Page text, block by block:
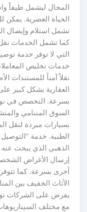
المجال ليشمل طيفاً
الحياة العصرية. يمكن
تشمل استلام وإيصال
كما تشمل الخدمات
التي لا توفر خدمة
خدمات تخليص
نقلاً آمناً للمستندات
العقارية بشكل كبير
بسرعة. التخصص في
السوق المتنامي
بسيارات مبردة لنقل
الطبية. خدمة
الذهبي الذي يبحث عنه
إرسال الأغراض
أخرى بسرعة. كما
الأثاث الخفيف بين
يفرض على الشركات
مع مختلف